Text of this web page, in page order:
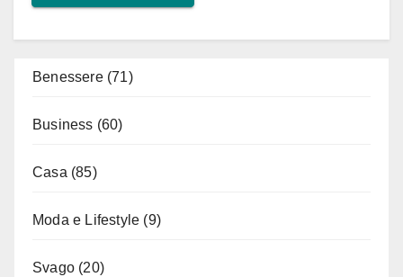
Benessere(71)
Business (60)
Casa(85)
Moda e Lifestyle (9)
Svago (20)